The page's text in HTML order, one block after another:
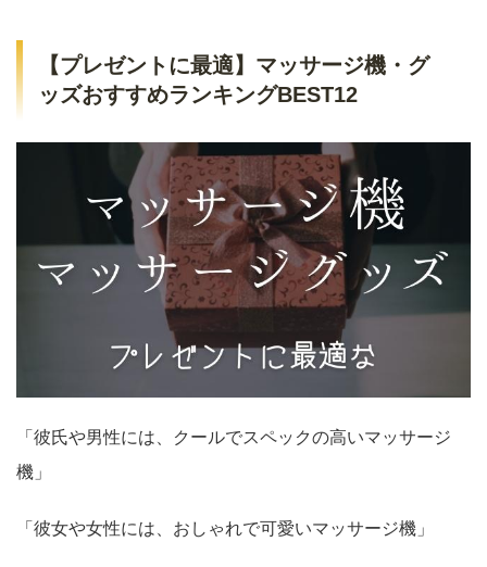
【プレゼントに最適】マッサージ機・グ
ッズおすすめランキングBEST12
「彼氏や男性には、クールでスペックの高いマッサージ
機」
「彼女や女性には、おしゃれで可愛いマッサージ機」